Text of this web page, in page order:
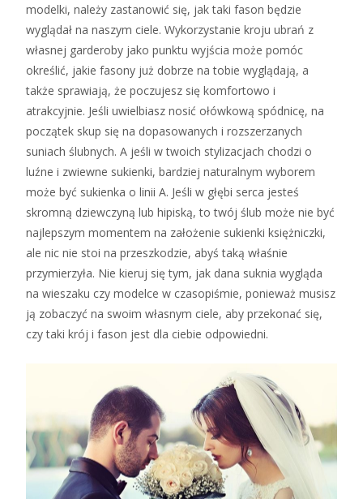
modelki, należy zastanowić się, jak taki fason będzie
wyglądał na naszym ciele. Wykorzystanie kroju ubrań z
własnej garderoby jako punktu wyjścia może pomóc
określić, jakie fasony już dobrze na tobie wyglądają, a
także sprawiają, że poczujesz się komfortowo i
atrakcyjnie. Jeśli uwielbiasz nosić ołówkową spódnicę, na
początek skup się na dopasowanych i rozszerzanych
suniach ślubnych. A jeśli w twoich stylizacjach chodzi o
luźne i zwiewne sukienki, bardziej naturalnym wyborem
może być sukienka o linii A. Jeśli w głębi serca jesteś
skromną dziewczyną lub hipiską, to twój ślub może nie być
najlepszym momentem na założenie sukienki księżniczki,
ale nic nie stoi na przeszkodzie, abyś taką właśnie
przymierzyła. Nie kieruj się tym, jak dana suknia wygląda
na wieszaku czy modelce w czasopiśmie, ponieważ musisz
ją zobaczyć na swoim własnym ciele, aby przekonać się,
czy taki krój i fason jest dla ciebie odpowiedni.